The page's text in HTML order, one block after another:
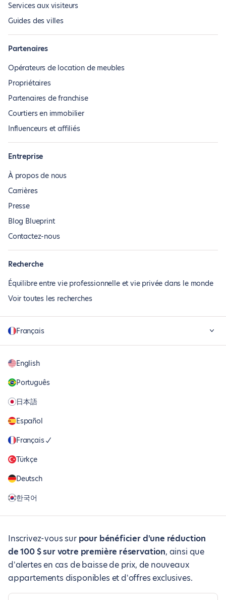
Services aux visiteurs
Guides des villes
Partenaires
Opérateurs de location de meubles
Propriétaires
Partenaires de franchise
Courtiers en immobilier
Influenceurs et affiliés
Entreprise
À propos de nous
Carrières
Presse
Blog Blueprint
Contactez-nous
Recherche
Équilibre entre vie professionnelle et vie privée dans le monde
Voir toutes les recherches
Français
English
Português
日本語
Español
Français
Türkçe
Deutsch
한국어
Inscrivez-vous sur pour bénéficier d'une réduction
de 100 $ sur votre première réservation, ainsi que
d'alertes en cas de baisse de prix, de nouveaux
appartements disponibles et d'offres exclusives.